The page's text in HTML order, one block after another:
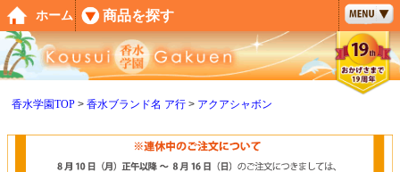
香水学園TOP 香水ブランド名 ア行 アクアシャボン
ペー
ジト
ップ
へ
ホーム 商品を探す